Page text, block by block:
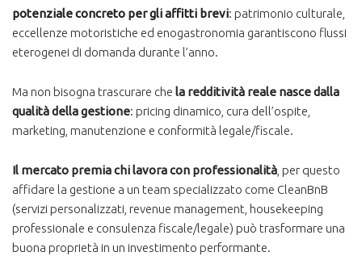
potenziale concreto per gli affitti brevi: patrimonio culturale,
eccellenze motoristiche ed enogastronomia garantiscono flussi
eterogenei di domanda durante l’anno.
Ma non bisogna trascurare che la redditività reale nasce dalla
qualità della gestione: pricing dinamico, cura dell’ospite,
marketing, manutenzione e conformità legale/fiscale.
Il mercato premia chi lavora con professionalità , per questo
affidare la gestione a un team specializzato come CleanBnB
(servizi personalizzati, revenue management, housekeeping
professionale e consulenza fiscale/legale) può trasformare una
buona proprietà in un investimento performante.